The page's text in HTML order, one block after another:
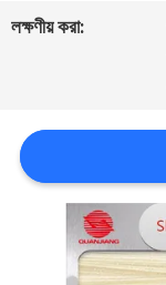
মামলা
উদ্ধৃতির
লক্ষণীয় করা: